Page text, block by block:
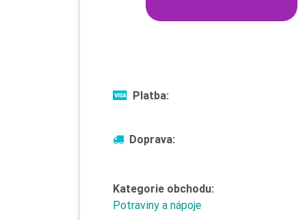
Platba:
Doprava:
Kategorie obchodu:
Potraviny a nápoje